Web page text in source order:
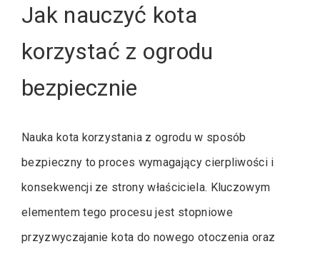
Jak nauczyć kota
korzystać z ogrodu
bezpiecznie
Nauka kota korzystania z ogrodu w sposób
bezpieczny to proces wymagający cierpliwości i
konsekwencji ze strony właściciela. Kluczowym
elementem tego procesu jest stopniowe
przyzwyczajanie kota do nowego otoczenia oraz